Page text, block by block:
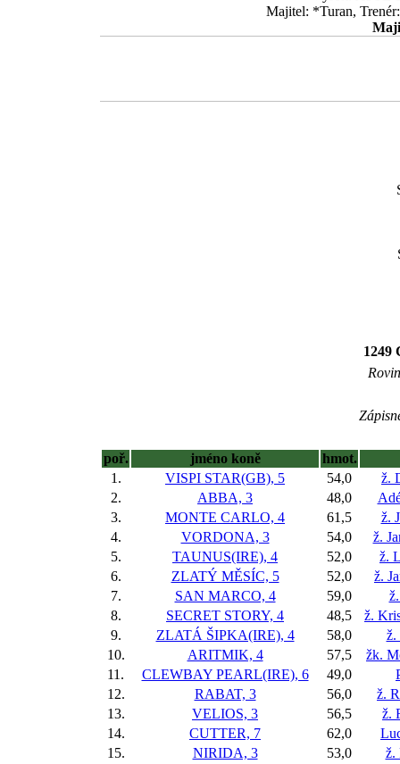
Majitel: *Turan,
1249
poř. jméno koně
hmot.
1.
VISPI STAR(GB), 5 54,0
ž.
2.
ABBA, 3 48,0
3.
MONTE CARLO, 4 61,5
ž.
4.
VORDONA, 3 54,0
ž.
5.
TAUNUS(IRE), 4 52,0
ž.
6.
ZLATÝ MĚSÍC, 5 52,0
ž.
7.
SAN MARCO, 4 59,0
8.
SECRET STORY, 4 48,5
ž.
9.
ZLATÁ ŠIPKA(IRE), 4 58,0
ž.
10.
ARITMIK, 4 57,5
žk.
11.
CLEWBAY PEARL(IRE), 6 49,0
12.
RABAT, 3 56,0
ž.
13.
VELIOS, 3 56,5
ž.
14.
CUTTER, 7 62,0
15.
NIRIDA, 3 53,0
ž.